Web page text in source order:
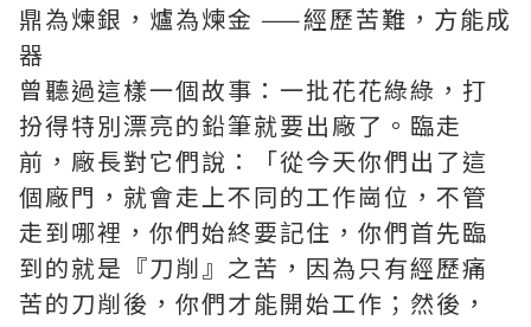
鼎為煉銀，爐為煉金 ——經歷苦難，方能成
器
曾聽過這樣一個故事：一批花花綠綠，打
扮得特別漂亮的鉛筆就要出廠了。臨走
前，廠長對它們說：「從今天你們出了這
個廠門，就會走上不同的工作崗位，不管
走到哪裡，你們始終要記住，你們首先臨
到的就是『刀削』之苦，因為只有經歷痛
苦的刀削後，你們才能開始工作；然後，